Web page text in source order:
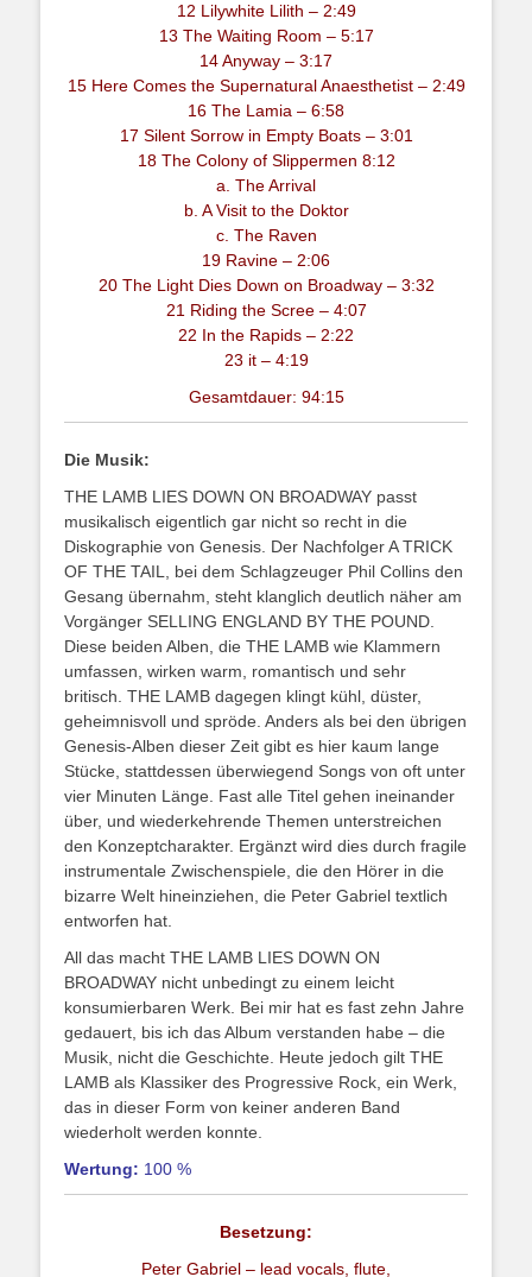
12 Lilywhite Lilith – 2:49
13 The Waiting Room – 5:17
14 Anyway – 3:17
15 Here Comes the Supernatural Anaesthetist – 2:49
16 The Lamia – 6:58
17 Silent Sorrow in Empty Boats – 3:01
18 The Colony of Slippermen 8:12
a. The Arrival
b. A Visit to the Doktor
c. The Raven
19 Ravine – 2:06
20 The Light Dies Down on Broadway – 3:32
21 Riding the Scree – 4:07
22 In the Rapids – 2:22
23 it – 4:19
Gesamtdauer: 94:15
Die Musik:
THE LAMB LIES DOWN ON BROADWAY passt
musikalisch eigentlich gar nicht so recht in die
Diskographie von Genesis. Der Nachfolger A TRICK
OF THE TAIL, bei dem Schlagzeuger Phil Collins den
Gesang übernahm, steht klanglich deutlich näher am
Vorgänger SELLING ENGLAND BY THE POUND.
Diese beiden Alben, die THE LAMB wie Klammern
umfassen, wirken warm, romantisch und sehr
britisch. THE LAMB dagegen klingt kühl, düster,
geheimnisvoll und spröde. Anders als bei den übrigen
Genesis-Alben dieser Zeit gibt es hier kaum lange
Stücke, stattdessen überwiegend Songs von oft unter
vier Minuten Länge. Fast alle Titel gehen ineinander
über, und wiederkehrende Themen unterstreichen
den Konzeptcharakter. Ergänzt wird dies durch fragile
instrumentale Zwischenspiele, die den Hörer in die
bizarre Welt hineinziehen, die Peter Gabriel textlich
entworfen hat.
All das macht THE LAMB LIES DOWN ON
BROADWAY nicht unbedingt zu einem leicht
konsumierbaren Werk. Bei mir hat es fast zehn Jahre
gedauert, bis ich das Album verstanden habe – die
Musik, nicht die Geschichte. Heute jedoch gilt THE
LAMB als Klassiker des Progressive Rock, ein Werk,
das in dieser Form von keiner anderen Band
wiederholt werden konnte.
Wertung: 100 %
Besetzung:
Peter Gabriel – lead vocals, flute,